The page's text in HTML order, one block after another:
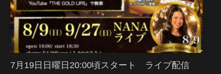
7月19日日曜日20:00頃スタート ライブ配信